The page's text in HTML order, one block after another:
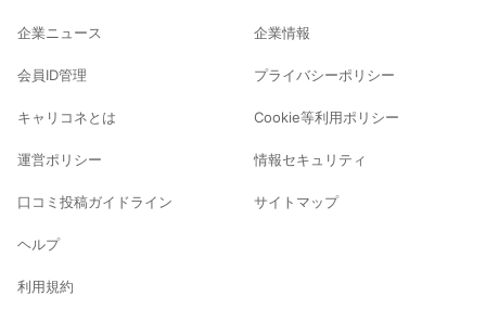
企業ニュース
会員ID管理
キャリコネとは
運営ポリシー
口コミ投稿ガイドライン
ヘルプ
利用規約
企業情報
プライバシーポリシー
Cookie等利用ポリシー
情報セキュリティ
サイトマップ